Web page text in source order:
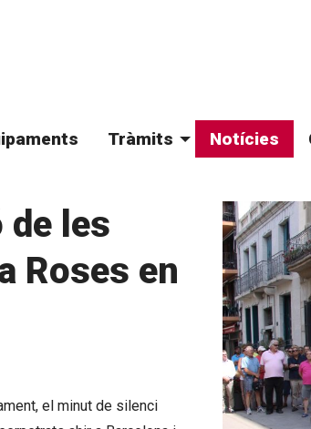
Tràmits Notícies
de les
Roses en
el minut de silenci